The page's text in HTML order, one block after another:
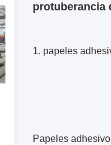
protuberancia
1. papeles
Papeles